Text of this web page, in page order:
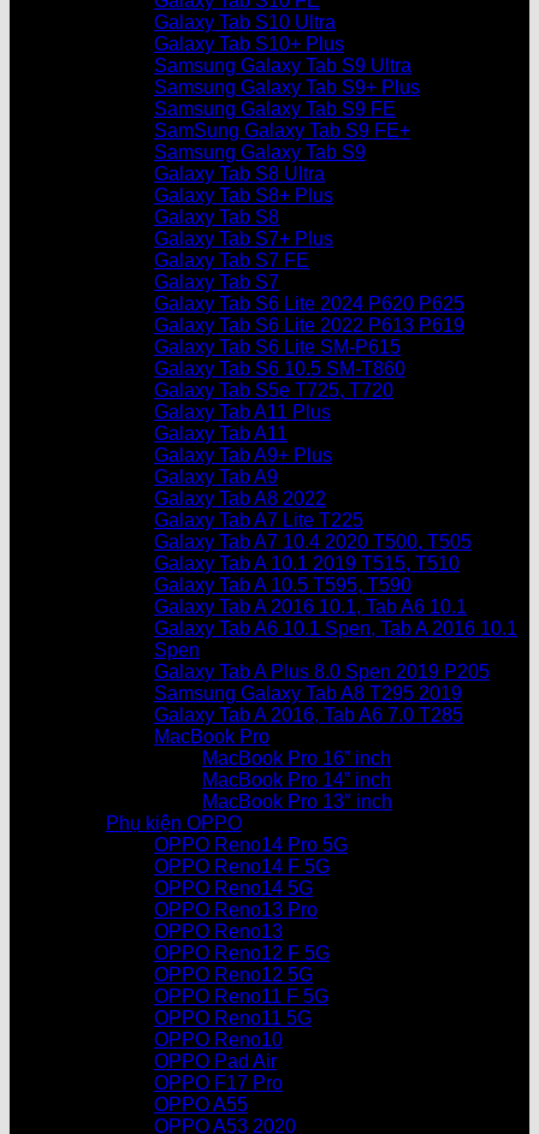
Galaxy Tab S10 Ultra
Galaxy Tab S10+ Plus
Samsung Galaxy Tab S9 Ultra
Samsung Galaxy Tab S9+ Plus
Samsung Galaxy Tab S9 FE
SamSung Galaxy Tab S9 FE+
Samsung Galaxy Tab S9
Galaxy Tab S8 Ultra
Galaxy Tab S8+ Plus
Galaxy Tab S8
Galaxy Tab S7+ Plus
Galaxy Tab S7 FE
Galaxy Tab S7
Galaxy Tab S6 Lite 2024 P620 P625
Galaxy Tab S6 Lite 2022 P613 P619
Galaxy Tab S6 Lite SM-P615
Galaxy Tab S6 10.5 SM-T860
Galaxy Tab S5e T725, T720
Galaxy Tab A11 Plus
Galaxy Tab A11
Galaxy Tab A9+ Plus
Galaxy Tab A9
Galaxy Tab A8 2022
Galaxy Tab A7 Lite T225
Galaxy Tab A7 10.4 2020 T500, T505
Galaxy Tab A 10.1 2019 T515, T510
Galaxy Tab A 10.5 T595, T590
Galaxy Tab A 2016 10.1, Tab A6 10.1
Galaxy Tab A6 10.1 Spen, Tab A 2016 10.1
Spen
Galaxy Tab A Plus 8.0 Spen 2019 P205
Samsung Galaxy Tab A8 T295 2019
Galaxy Tab A 2016, Tab A6 7.0 T285
MacBook Pro
MacBook Pro 16” inch
MacBook Pro 14” inch
MacBook Pro 13″ inch
Phụ kiện OPPO
OPPO Reno14 Pro 5G
OPPO Reno14 F 5G
OPPO Reno14 5G
OPPO Reno13 Pro
OPPO Reno13
OPPO Reno12 F 5G
OPPO Reno12 5G
OPPO Reno11 F 5G
OPPO Reno11 5G
OPPO Reno10
OPPO Pad Air
OPPO F17 Pro
OPPO A55
OPPO A53 2020